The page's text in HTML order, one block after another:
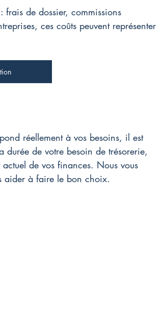
de dossier, commissions
ces coûts peuvent représenter
réellement à vos besoins, il est
durée de votre besoin de trésorerie,
de vos finances. Nous vous
aider à faire le bon choix.